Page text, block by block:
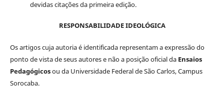
devidas citações da primeira edição.
RESPONSABILIDADE IDEOLÓGICA
Os artigos cuja autoria é identificada representam a expressão do
ponto de vista de seus autores e não a posição oficial da Ensaios
Pedagógicosou da Universidade Federal de São Carlos, Campus
Sorocaba.